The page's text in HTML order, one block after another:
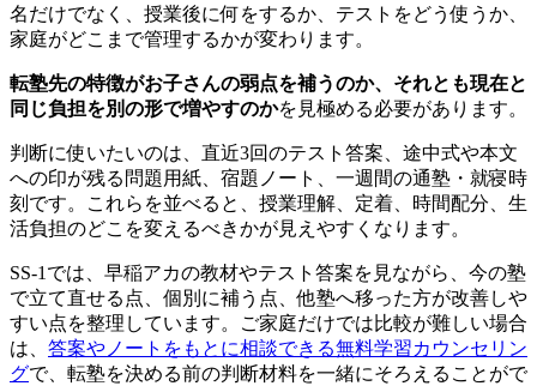
名だけでなく、授業後に何をするか、テストをどう使うか、
家庭がどこまで管理するかが変わります。
転塾先の特徴がお子さんの弱点を補うのか、それとも現在と
同じ負担を別の形で増やすのかを見極める必要があります。
判断に使いたいのは、直近3回のテスト答案、途中式や本文
への印が残る問題用紙、宿題ノート、一週間の通塾・就寝時
刻です。これらを並べると、授業理解、定着、時間配分、生
活負担のどこを変えるべきかが見えやすくなります。
SS-1では、早稲アカの教材やテスト答案を見ながら、今の塾
で立て直せる点、個別に補う点、他塾へ移った方が改善しや
すい点を整理しています。ご家庭だけでは比較が難しい場合
は、 答案やノートをもとに相談できる無料学習カウンセリン
グで、転塾を決める前の判断材料を一緒にそろえることがで